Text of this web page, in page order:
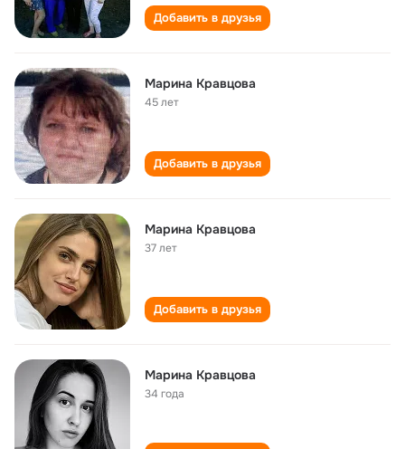
Добавить в друзья
Марина Кравцова
45 лет
Добавить в друзья
Марина Кравцова
37 лет
Добавить в друзья
Марина Кравцова
34 года